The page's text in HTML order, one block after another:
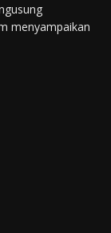
menyampaikan